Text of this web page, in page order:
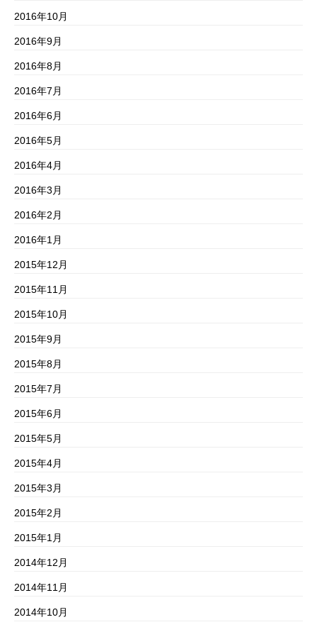
2016年10月
2016年9月
2016年8月
2016年7月
2016年6月
2016年5月
2016年4月
2016年3月
2016年2月
2016年1月
2015年12月
2015年11月
2015年10月
2015年9月
2015年8月
2015年7月
2015年6月
2015年5月
2015年4月
2015年3月
2015年2月
2015年1月
2014年12月
2014年11月
2014年10月